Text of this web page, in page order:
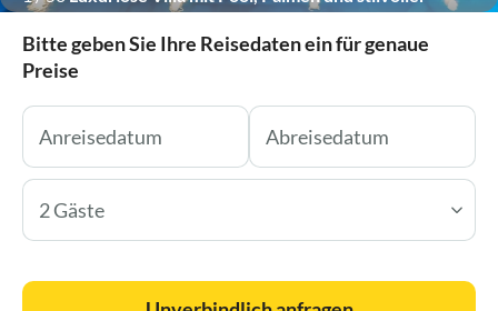
Bitte geben Sie Ihre Reisedaten ein für genaue
Preise
2 Gäste